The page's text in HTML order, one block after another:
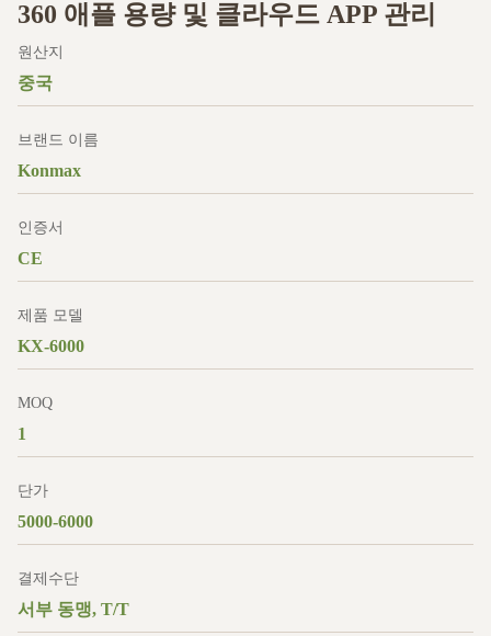
360 애플 용량 및 클라우드 APP 관리
원산지
중국
브랜드 이름
Konmax
인증서
CE
제품 모델
KX-6000
MOQ
1
단가
5000-6000
결제수단
서부 동맹, T/T